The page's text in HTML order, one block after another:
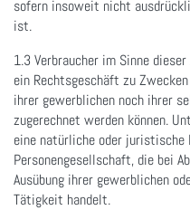
sofern insoweit nicht
ist.
1.3 Verbraucher im Sinne
ein Rechtsgeschäft zu
ihrer gewerblichen noch ihrer
zugerechnet werden können.
eine natürliche oder juristische
Personengesellschaft, die bei
Ausübung ihrer gewerblichen
Tätigkeit handelt.